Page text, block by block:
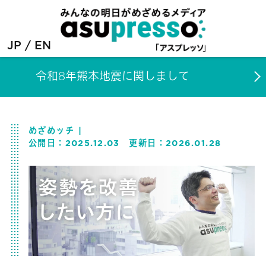
JP EN
令和8年熊本地震に関しまして
めざめッチ
公開日： 2025.12.03 更新日：2026.01.28